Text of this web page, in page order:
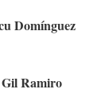
Domínguez
Ramiro